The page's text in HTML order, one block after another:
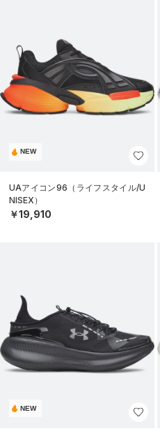
NEW
UAアイコン96（ライフスタイル/U
NISEX）
￥19,910
NEW